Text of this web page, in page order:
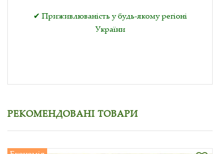
✔ Приживлюваність у будь-якому регіоні
України
РЕКОМЕНДОВАНІ ТОВАРИ